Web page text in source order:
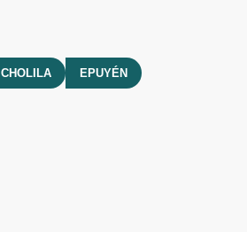
CHOLILA EPUYÉN